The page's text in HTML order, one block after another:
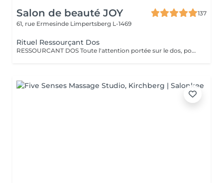
Salon de beauté JOY
137
61, rue Ermesinde Limpertsberg L-1469
Rituel Ressourçant Dos
RESSOURCANT DOS Toute l'attention portée sur le dos, pour soulager les tensions, gommer, hydrater et retrouver de la vitalité. Le rituel ressourçant dos est un rituel complet permettant un lâcher prise total, offrant un voyage olfactif pétillant grâce à la collection parfumée escale à Cuba. Procurant une sensation profonde de délassement musculaire, ce rituel complet apporte à la peau hydratation intense grâce à l'association du gommage au sucre et à la qualité de l'enveloppement professionnel ciblant toutes les zones de tensions. Le tout pratiqué à un rythme doux et enveloppant pour une détente complète.